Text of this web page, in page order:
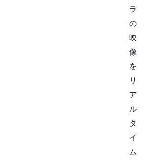
ラ
の
映
像
を
リ
ア
ル
タ
イ
ム